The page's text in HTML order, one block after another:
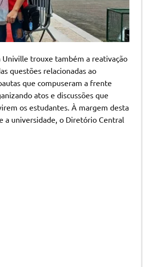
trouxe também a reativação
questões relacionadas ao
que compuseram a frente
atos e discussões que
os estudantes. À margem desta
a universidade, o Diretório Central